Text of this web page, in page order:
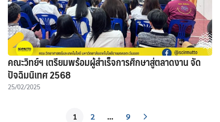
คณะวิทย์ฯ เตรียมพร้อมผู้สำเร็จการศึกษาสู่ตลาดงาน จัด
ปัจฉิมนิเทศ 2568
25/02/2025
1 2 … 9